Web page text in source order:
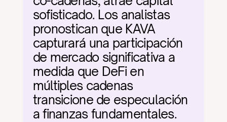
sofisticado. Los analistas
pronostican que KAVA
capturará una participación
de mercado significativa a
medida que DeFi en
múltiples cadenas
transicione de especulación
a finanzas fundamentales.